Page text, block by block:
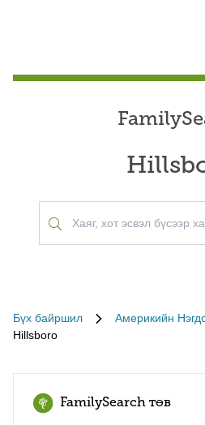
Бүх байршил Америкийн
Hillsboro
FamilySearch төв